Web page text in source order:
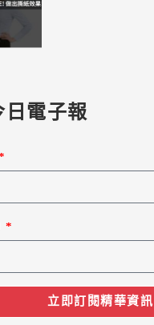
日電子報
立即訂閱精華資訊